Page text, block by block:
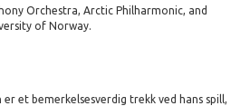
Orchestra, Arctic Philharmonic, and
of Norway.
et bemerkelsesverdig trekk ved hans spill,